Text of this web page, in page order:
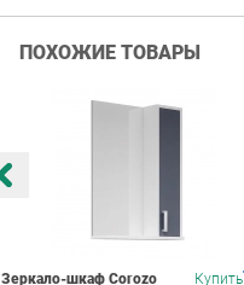
ПОХОЖИЕ ТОВАРЫ
Купить
Зеркало-шкаф Corozo